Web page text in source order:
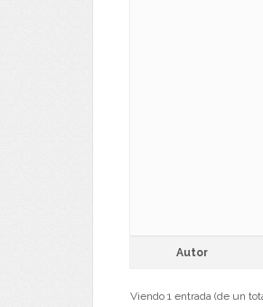
Autor
Viendo 1 entrada (de un